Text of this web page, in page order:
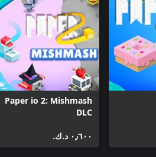
Paper io 2: Mishmash
DLC
٠٫٦٠٠ د.ك.‏